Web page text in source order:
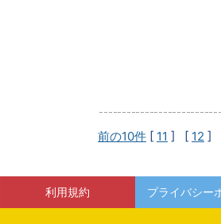
前の10件 [ 11 ] [ 12 ]
利用規約 プライバシー